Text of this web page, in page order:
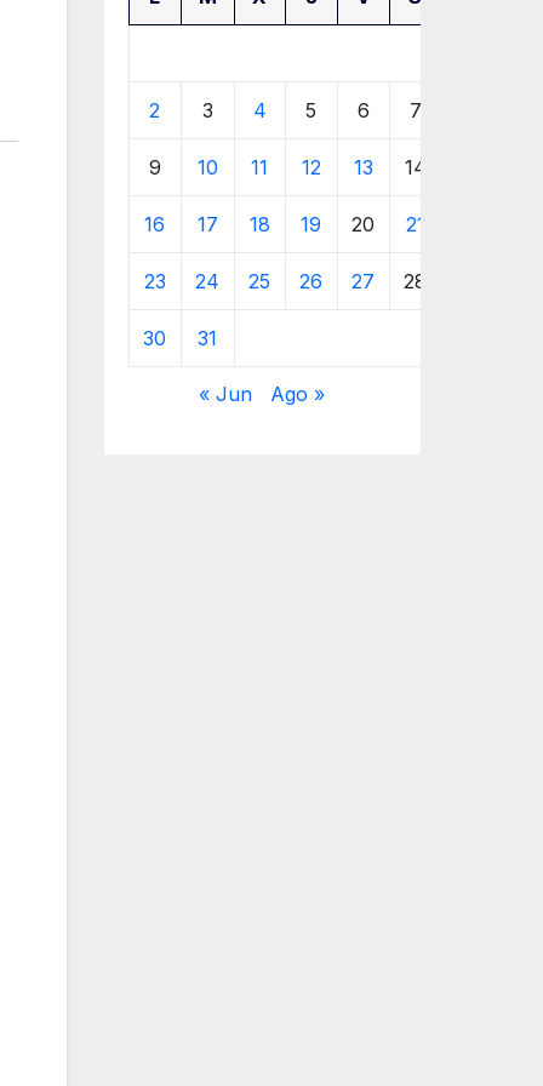
2 3 4 5 6 7
9 10 11 12 13 14
16 17 18 19 20 21
23 24 25 26 27 28
30 31
« Jun Ago »